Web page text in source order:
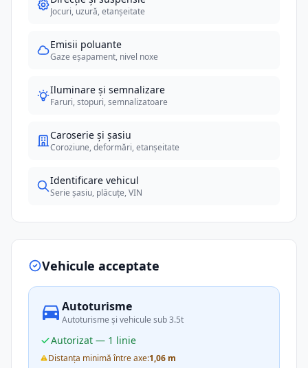
Jocuri, uzură, etanșeitate
Emisii poluante
Gaze eșapament, nivel noxe
Iluminare și semnalizare
Faruri, stopuri, semnalizatoare
Caroserie și șasiu
Coroziune, deformări, etanșeitate
Identificare vehicul
Serie șasiu, plăcuțe, VIN
Vehicule acceptate
Autoturisme
Autoturisme și vehicule sub 3.5t
Autorizat — 1 linie
Distanța minimă între axe:1,06 m